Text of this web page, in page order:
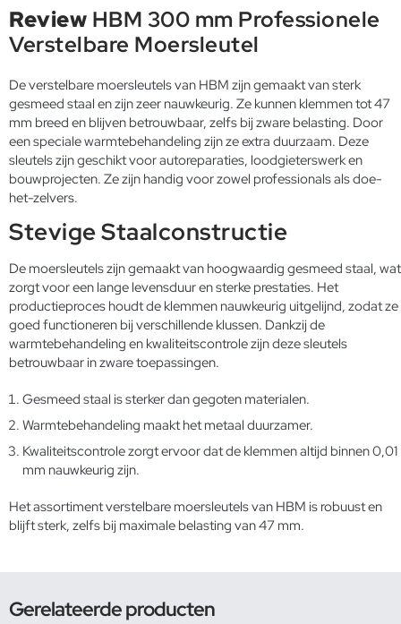
Review HBM 300 mm Professionele
Verstelbare Moersleutel
De verstelbare moersleutels van HBM zijn gemaakt van sterk
gesmeed staal en zijn zeer nauwkeurig. Ze kunnen klemmen tot 47
mm breed en blijven betrouwbaar, zelfs bij zware belasting. Door
een speciale warmtebehandeling zijn ze extra duurzaam. Deze
sleutels zijn geschikt voor autoreparaties, loodgieterswerk en
bouwprojecten. Ze zijn handig voor zowel professionals als doe-
het-zelvers.
Stevige Staalconstructie
De moersleutels zijn gemaakt van hoogwaardig gesmeed staal, wat
zorgt voor een lange levensduur en sterke prestaties. Het
productieproces houdt de klemmen nauwkeurig uitgelijnd, zodat ze
goed functioneren bij verschillende klussen. Dankzij de
warmtebehandeling en kwaliteitscontrole zijn deze sleutels
betrouwbaar in zware toepassingen.
Gesmeed staal is sterker dan gegoten materialen.
Warmtebehandeling maakt het metaal duurzamer.
Kwaliteitscontrole zorgt ervoor dat de klemmen altijd binnen 0,01
mm nauwkeurig zijn.
Het assortiment verstelbare moersleutels van HBM is robuust en
blijft sterk, zelfs bij maximale belasting van 47 mm.
Gerelateerde producten